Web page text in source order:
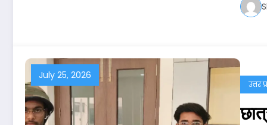
July 25, 2026
उत्तर